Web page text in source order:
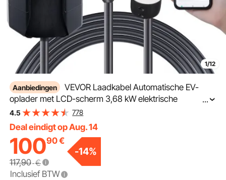
1/12
Aanbiedingen
VEVOR Laadkabel Automatische EV-
oplader met LCD-scherm 3,68 kW elektrische
voertuigen EV-oplaadkabel Type 2 (IEC62196) Cee 7/7-
stekker 16A 1-fase 8,6m
...
4.5 778
Deal eindigt op Aug. 14
10090€
117,90 €
-14%
Inclusief BTW